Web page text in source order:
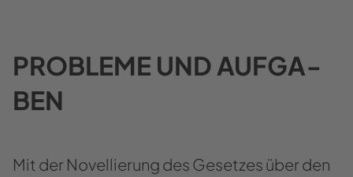
PRO­BLE­ME UND AUF­GA­
BEN
Mit der No­vel­lie­rung des Ge­set­zes über den